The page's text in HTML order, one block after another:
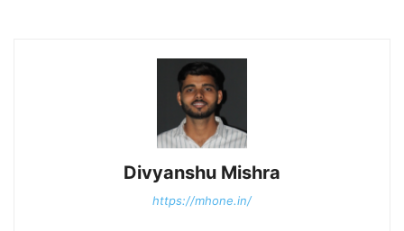
Divyanshu Mishra
https://mhone.in/